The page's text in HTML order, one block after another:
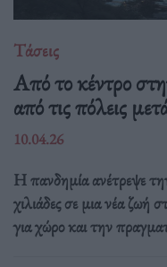
Τάσεις
Από το κέντρο
από τις πόλεις
10.04.26
Η πανδημία ανέτρεψε
χιλιάδες σε μια νέα ζωή
για χώρο και την